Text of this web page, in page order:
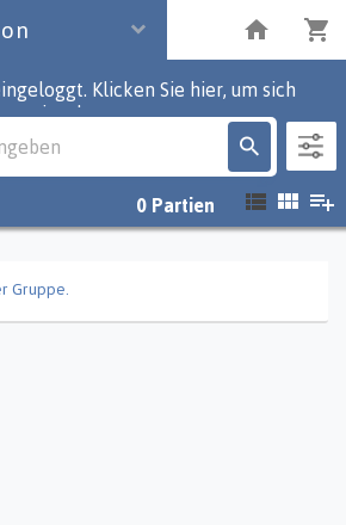
Klicken Sie hier, um sich
einzuloggen.
0 Partien
Gruppe.